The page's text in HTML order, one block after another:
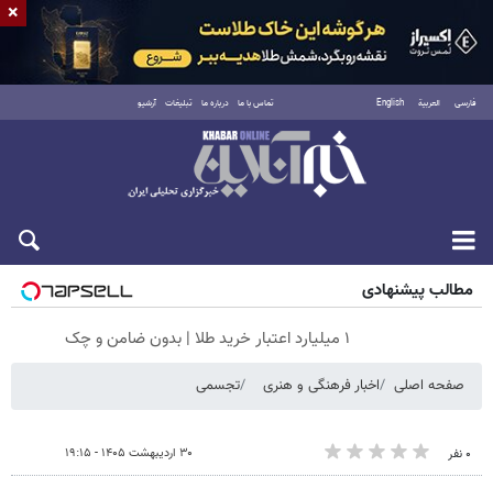
فارسی العربية English تماس با ما درباره ما تبلیغات آرشیو
شنبه ۱۷ مرداد ۱۴۰۵
مطالب پیشنهادی
۱ میلیارد اعتبار خرید طلا | بدون ضامن و چک
صفحه اصلی اخبار فرهنگی و هنری تجسمی
۰ نفر ۳۰ اردیبهشت ۱۴۰۵ - ۱۹:۱۵
×